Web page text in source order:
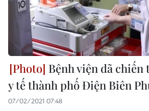
Bệnh viện dã
y tế thành phố Điện Biên
07/02/2021 07:48